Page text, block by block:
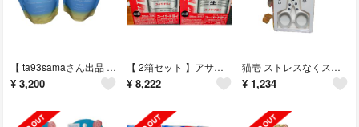
【 ta93samaさん出品 】ヒリツ バランスリペアシャンプー スムース
¥ 3,200
【 2箱セット 】アサヒビール ＳＤスチール缶５００ ✖ ３５０ ６缶パック×４
¥ 8,222
猫壱 ストレスなくスパッと切れる猫用爪切り 日本製(1個)
¥ 1,234